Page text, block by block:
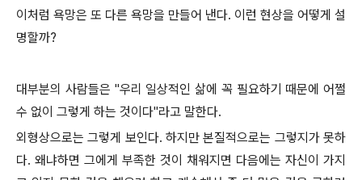
이처럼 욕망은 또 다른 욕망을 만들어 낸다. 이런 현상을 어떻게 설
명할까?
대부분의 사람들은 "우리 일상적인 삶에 꼭 필요하기 때문에 어쩔
수 없이 그렇게 하는 것이다"라고 말한다.
외형상으로는 그렇게 보인다. 하지만 본질적으로는 그렇지가 못하
다. 왜냐하면 그에게 부족한 것이 채워지면 다음에는 자신이 가지